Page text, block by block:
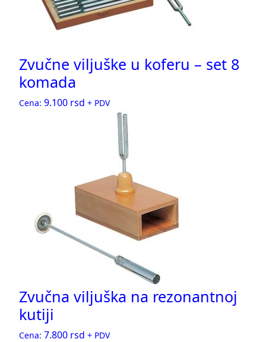
Zvučne viljuške u koferu – set 8
komada
Cena: 9.100 rsd + PDV
Zvučna viljuška na rezonantnoj
kutiji
Cena: 7.800 rsd + PDV